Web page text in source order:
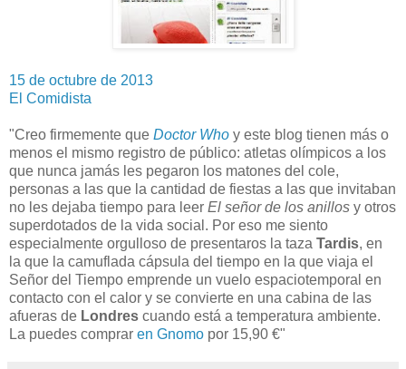
15 de octubre de 2013
El Comidista
"Creo firmemente que Doctor Who y este blog tienen más o
menos el mismo registro de público: atletas olímpicos a los
que nunca jamás les pegaron los matones del cole,
personas a las que la cantidad de fiestas a las que invitaban
no les dejaba tiempo para leer El señor de los anillos y otros
superdotados de la vida social. Por eso me siento
especialmente orgulloso de presentaros la taza Tardis, en
la que la camuflada cápsula del tiempo en la que viaja el
Señor del Tiempo emprende un vuelo espaciotemporal en
contacto con el calor y se convierte en una cabina de las
afueras de Londres cuando está a temperatura ambiente.
La puedes comprar en Gnomo por 15,90 €"